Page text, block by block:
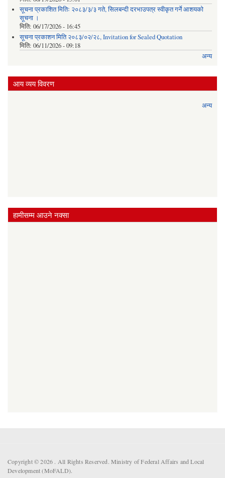
सूचना प्रकाशित मितिः २०८३/३/३ गते, सिलबन्दी दरभाउपत्र स्वीकृत गर्ने आशयको
सूचना ।
मिति: 06/17/2026 - 16:45
सूचना प्रकाशन मिति २०८३/०२/२८, Invitation for Sealed Quotation
मिति: 06/11/2026 - 09:18
अन्य
आय व्यय विवरण
अन्य
हामीसम्म आउने नक्सा
Copyright © 2026 . All Rights Reserved. Ministry of Federal Affairs and Local
Development (MoFALD).